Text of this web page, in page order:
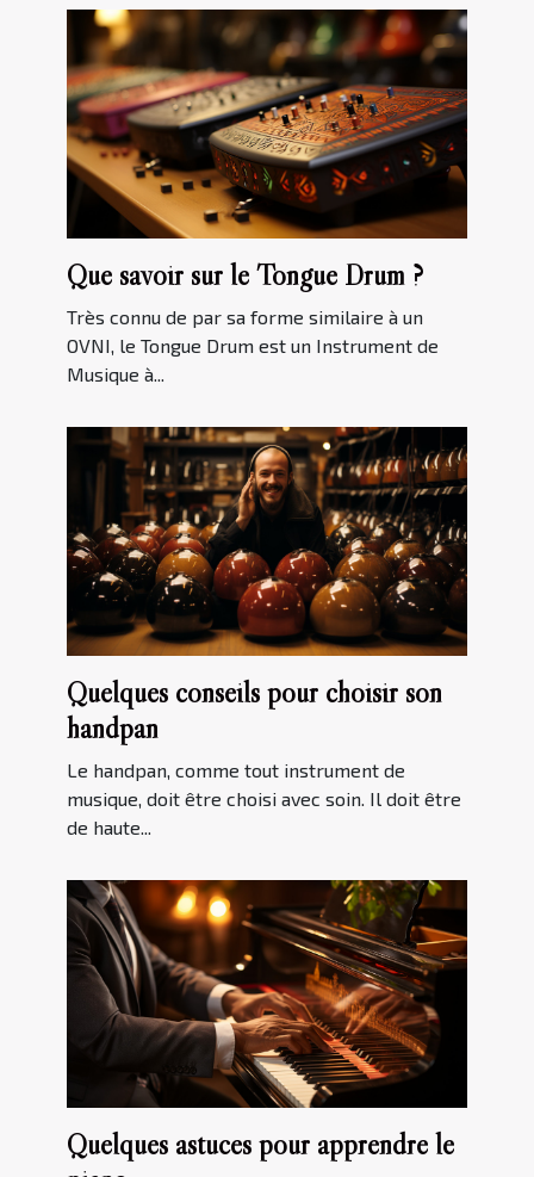
Que savoir sur le Tongue Drum ?
Très connu de par sa forme similaire à un
OVNI, le Tongue Drum est un Instrument de
Musique à...
Quelques conseils pour choisir son
handpan
Le handpan, comme tout instrument de
musique, doit être choisi avec soin. Il doit être
de haute...
Quelques astuces pour apprendre le